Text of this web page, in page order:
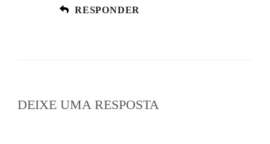
RESPONDER
DEIXE UMA RESPOSTA